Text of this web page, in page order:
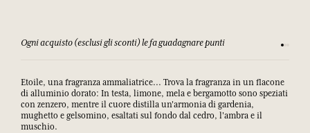
Ogni acquisto (esclusi gli sconti) le fa guadagnare punti
Etoile, una fragranza ammaliatrice... Trova la fragranza in un flacone
di alluminio dorato: In testa, limone, mela e bergamotto sono speziati
con zenzero, mentre il cuore distilla un'armonia di gardenia,
mughetto e gelsomino, esaltati sul fondo dal cedro, l'ambra e il
muschio.